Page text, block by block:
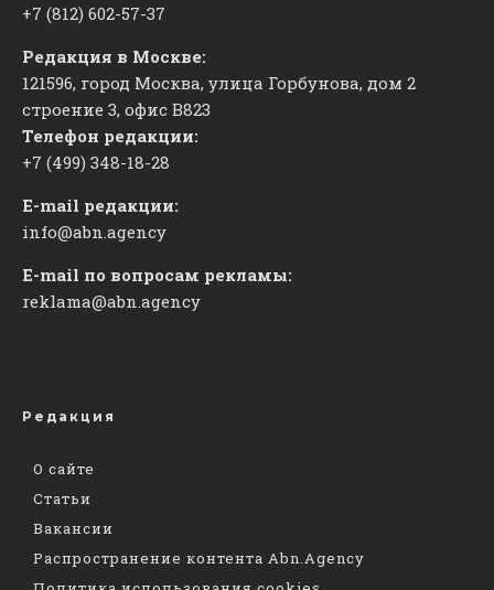
+7 (812) 602-57-37
Редакция в Москве:
121596, город Москва, улица Горбунова, дом 2
строение 3, офис ​В823
Телефон редакции:
+7 (499) 348-18-28
E-mail редакции:
info@abn.agency
E-mail по вопросам рекламы:
reklama@abn.agency
Редакция
О сайте
Статьи
Вакансии
Распространение контента Abn.Agency